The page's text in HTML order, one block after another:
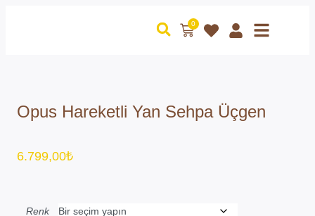
0
Opus Hareketli Yan Sehpa Üçgen
6.799,00₺
Renk